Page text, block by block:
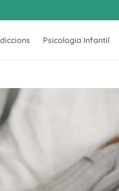
Psicologia Infantil